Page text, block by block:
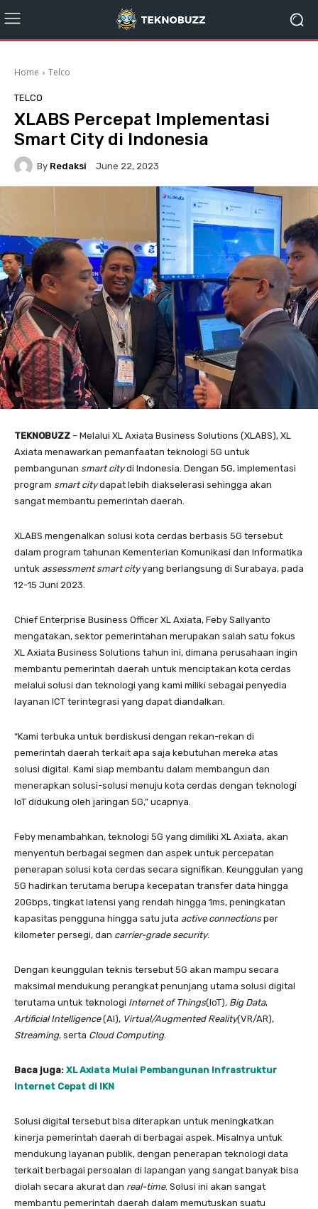
Home Telco
TELCO
XLABS Percepat Implementasi
Smart City di Indonesia
By Redaksi June 22, 2023
TEKNOBUZZ – Melalui XL Axiata Business Solutions (XLABS), XL
Axiata menawarkan pemanfaatan teknologi 5G untuk
pembangunan smart citydi Indonesia. Dengan 5G, implementasi
program smart citydapat lebih diakselerasi sehingga akan
sangat membantu pemerintah daerah.
XLABS mengenalkan solusi kota cerdas berbasis 5G tersebut
dalam program tahunan Kementerian Komunikasi dan Informatika
untuk assessment smart cityyang berlangsung di Surabaya, pada
12-15 Juni 2023.
Chief Enterprise Business Officer XL Axiata, Feby Sallyanto
mengatakan, sektor pemerintahan merupakan salah satu fokus
XL Axiata Business Solutions tahun ini, dimana perusahaan ingin
membantu pemerintah daerah untuk menciptakan kota cerdas
melalui solusi dan teknologi yang kami miliki sebagai penyedia
layanan ICT terintegrasi yang dapat diandalkan.
“Kami terbuka untuk berdiskusi dengan rekan-rekan di
pemerintah daerah terkait apa saja kebutuhan mereka atas
solusi digital. Kami siap membantu dalam membangun dan
menerapkan solusi-solusi menuju kota cerdas dengan teknologi
IoT didukung oleh jaringan 5G,” ucapnya.
Feby menambahkan, teknologi 5G yang dimiliki XL Axiata, akan
menyentuh berbagai segmen dan aspek untuk percepatan
penerapan solusi kota cerdas secara signifikan. Keunggulan yang
5G hadirkan terutama berupa kecepatan transfer data hingga
20Gbps, tingkat latensi yang rendah hingga 1ms, peningkatan
kapasitas pengguna​ hingga satu juta active connections per
kilometer persegi, dan carrier-grade security. ​
Dengan keunggulan teknis tersebut 5G akan mampu secara
maksimal mendukung perangkat penunjang utama solusi digital
terutama untuk teknologi Internet of Things(IoT), Big Data,
Artificial Intelligence(AI), Virtual/Augmented Reality(VR/AR),
Streaming, serta Cloud Computing.
Baca juga: XL Axiata Mulai Pembangunan Infrastruktur
Internet Cepat di IKN
Solusi digital tersebut bisa diterapkan untuk meningkatkan
kinerja pemerintah daerah di berbagai aspek. Misalnya untuk
mendukung layanan publik, dengan penerapan teknologi data
terkait berbagai persoalan di lapangan yang sangat banyak bisa
diolah secara akurat dan real-time. Solusi ini akan sangat
membantu pemerintah daerah dalam memutuskan suatu